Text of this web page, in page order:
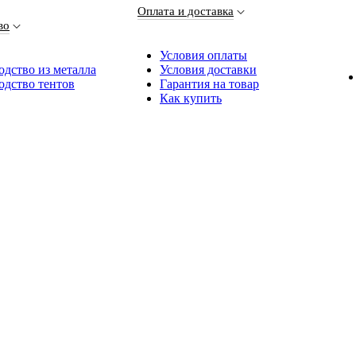
из металла
тентов
Оплата и доставка
Условия оплаты
Условия доставки
Гарантия на товар
Как купить